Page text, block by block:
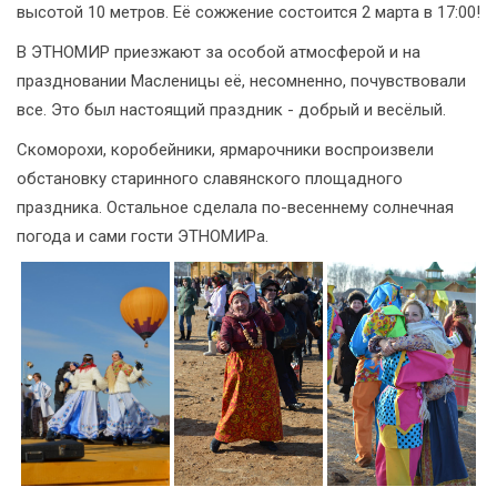
высотой 10 метров. Её сожжение состоится 2 марта в 17:00!
В ЭТНОМИР приезжают за особой атмосферой и на
праздновании Масленицы её, несомненно, почувствовали
все. Это был настоящий праздник - добрый и весёлый.
Скоморохи, коробейники, ярмарочники воспроизвели
обстановку старинного славянского площадного
праздника. Остальное сделала по-весеннему солнечная
погода и сами гости ЭТНОМИРа.